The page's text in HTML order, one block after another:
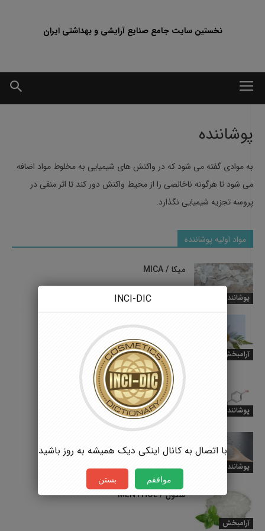
نخستین سایت جامع صنایع آرایشی و بهداشتی ایران
پوشاننده
به موادی گفته می شود که در واکنش های شیمیایی به مخلوط مواد اضافه
می شود تا هرگونه ناخالصی را از محیط واکنش دور کند تا اثر منفی در
پروسه تجزیه شیمیایی نگذارد.
مواد اولیه پوشاننده
پوشاننده
میکا / MICA
آرامبخش
BISABOLOL
پوشاننده
بوتیل پارابن BUTYLPARABEN
پوشاننده
آرامبخش
منتول / MENTHOL
INCI-DIC
با اتصال به کانال اینکی دیک همیشه به روز باشید
موافقم بستن